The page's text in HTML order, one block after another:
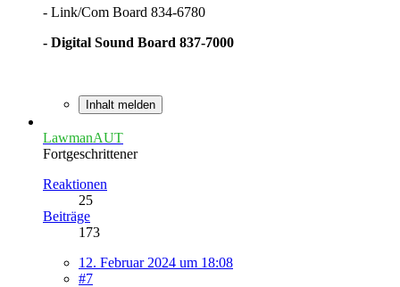
- Link/Com Board 834-6780
- Digital Sound Board 837-7000
Inhalt melden
LawmanAUT
Fortgeschrittener
Reaktionen
25
Beiträge
173
12. Februar 2024 um 18:08
#7